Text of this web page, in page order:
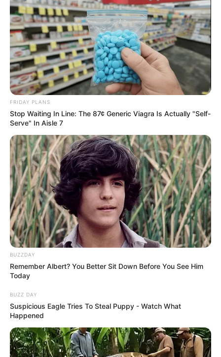
FORGE BODY
The Best Tarantino Movie Yet
BRAINBERRIES
A Museum To Rihanna's Glory Could Soon Be
Opened
BRAINBERRIES
FRIDAY PLANS
Stop Waiting In Line: The 87¢ Generic Viagra Is Actually "Self-
Serve" In Aisle 7
BUZZDAY
Remember Albert? You Better Sit Down Before You See Him
Today
BUZZ DAY
Suspicious Eagle Tries To Steal Puppy - Watch What
Happened